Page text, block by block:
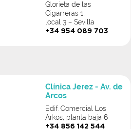
Glorieta de las
Cigarreras 1,
local 3 – Sevilla
+34 954 089 703
Clínica Jerez - Av. de
Arcos
Edif. Comercial Los
Arkos, planta baja 6
+34 856 142 544